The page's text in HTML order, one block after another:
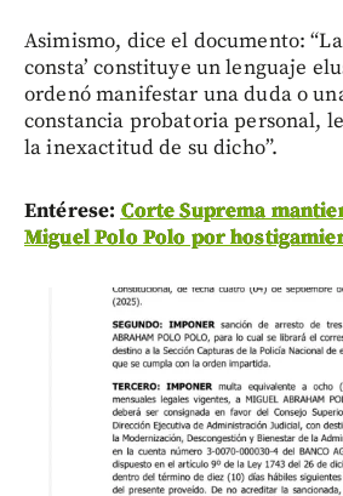
Asimismo, dice el documento:
consta’ constituye un lenguaje
ordenó manifestar una duda o
constancia probatoria personal,
la inexactitud de su dicho”.
Entérese: Corte Suprema
Miguel Polo Polo por